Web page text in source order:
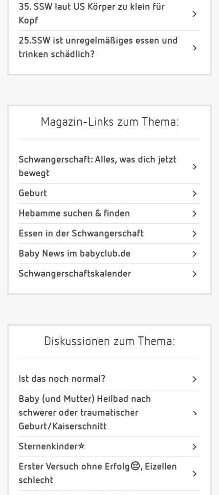
35. SSW laut US Körper zu klein für
Kopf
25.SSW ist unregelmäßiges essen und
trinken schädlich?
Magazin-Links zum Thema:
Schwangerschaft: Alles, was dich jetzt
bewegt
Geburt
Hebamme suchen & finden
Essen in der Schwangerschaft
Baby News im babyclub.de
Schwangerschaftskalender
Diskussionen zum Thema:
Ist das noch normal?
Baby (und Mutter) Heilbad nach
schwerer oder traumatischer
Geburt/Kaiserschnitt
Sternenkinder⭐️
Erster Versuch ohne Erfolg😔, Eizellen
schlecht